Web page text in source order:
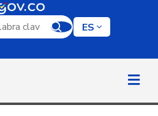
por palabra clave
ES